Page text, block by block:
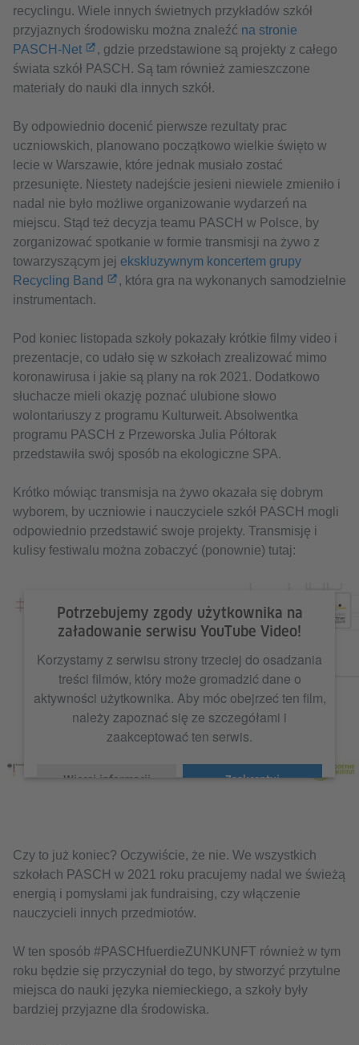
recyclingu. Wiele innych świetnych przykładów szkół
przyjaznych środowisku można znaleźć na stronie
PASCH-Net
, gdzie przedstawione są projekty z całego
świata szkół PASCH. Są tam również zamieszczone
materiały do nauki dla innych szkół.
By odpowiednio docenić pierwsze rezultaty prac
uczniowskich, planowano początkowo wielkie święto w
lecie w Warszawie, które jednak musiało zostać
przesunięte. Niestety nadejście jesieni niewiele zmieniło i
nadal nie było możliwe organizowanie wydarzeń na
miejscu. Stąd też decyzja teamu PASCH w Polsce, by
zorganizować spotkanie w formie transmisji na żywo z
towarzyszącym jej ekskluzywnym koncertem grupy
Recycling Band
, która gra na wykonanych samodzielnie
instrumentach.
Pod koniec listopada szkoły pokazały krótkie filmy video i
prezentacje, co udało się w szkołach zrealizować mimo
koronawirusa i jakie są plany na rok 2021. Dodatkowo
słuchacze mieli okazję poznać ulubione słowo
wolontariuszy z programu Kulturweit. Absolwentka
programu PASCH z Przeworska Julia Półtorak
przedstawiła swój sposób na ekologiczne SPA.
Krótko mówiąc transmisja na żywo okazała się dobrym
wyborem, by uczniowie i nauczyciele szkół PASCH mogli
odpowiednio przedstawić swoje projekty. Transmisję i
kulisy festiwalu można zobaczyć (ponownie) tutaj:
Potrzebujemy zgody użytkownika na
załadowanie serwisu YouTube Video!
Korzystamy z serwisu strony trzeciej do osadzania
treści filmów, który może gromadzić dane o
aktywności użytkownika. Aby móc obejrzeć ten film,
należy zapoznać się ze szczegółami i
zaakceptować ten serwis.
Więcej informacji Zaakceptuj
Czy to już koniec? Oczywiście, że nie. We wszystkich
szkołach PASCH w 2021 roku pracujemy nadal we świeżą
energią i pomysłami jak fundraising, czy włączenie
nauczycieli innych przedmiotów.
W ten sposób #PASCHfuerdieZUNKUNFT również w tym
roku będzie się przyczyniał do tego, by stworzyć przytulne
miejsca do nauki języka niemieckiego, a szkoły były
bardziej przyjazne dla środowiska.